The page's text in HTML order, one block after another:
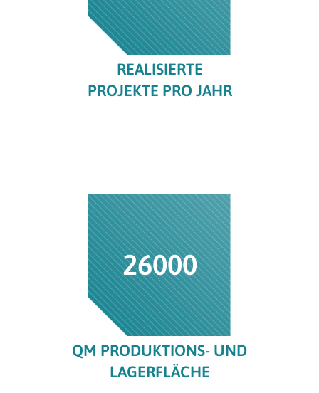
REALISIERTE
PROJEKTE PRO JAHR
26000
QM PRODUKTIONS- UND
LAGERFLÄCHE